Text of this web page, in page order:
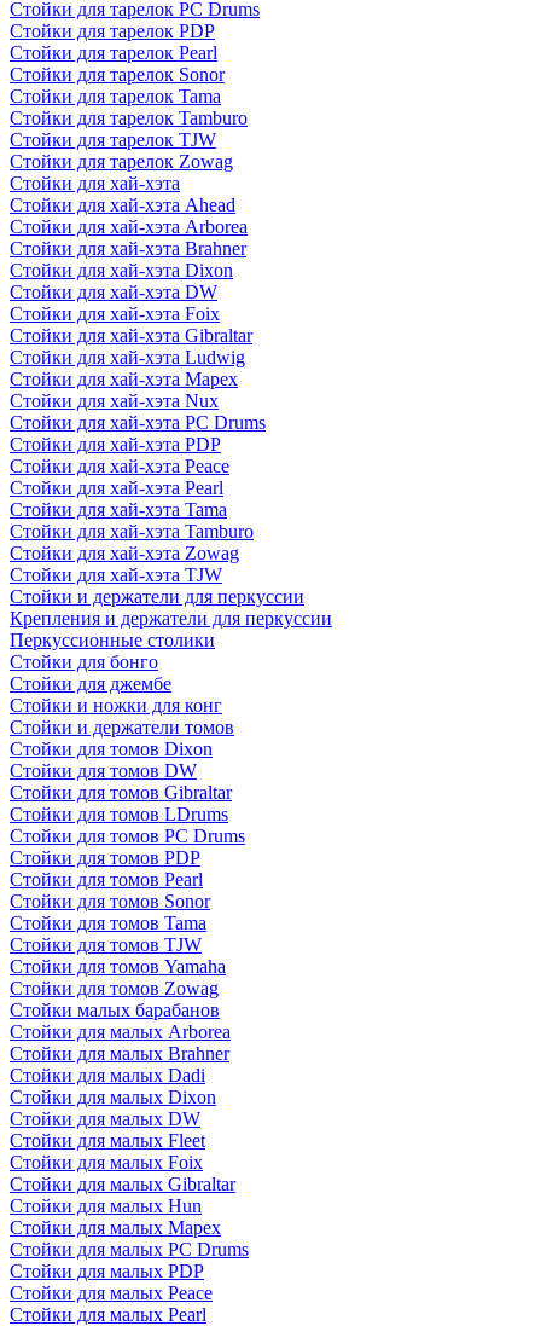
Стойки для тарелок PC Drums
Стойки для тарелок PDP
Стойки для тарелок Pearl
Стойки для тарелок Sonor
Стойки для тарелок Tama
Стойки для тарелок Tamburo
Стойки для тарелок TJW
Стойки для тарелок Zowag
Стойки для хай-хэта
Стойки для хай-хэта Ahead
Стойки для хай-хэта Arborea
Стойки для хай-хэта Brahner
Стойки для хай-хэта Dixon
Стойки для хай-хэта DW
Стойки для хай-хэта Foix
Стойки для хай-хэта Gibraltar
Стойки для хай-хэта Ludwig
Стойки для хай-хэта Mapex
Стойки для хай-хэта Nux
Стойки для хай-хэта PC Drums
Стойки для хай-хэта PDP
Стойки для хай-хэта Peace
Стойки для хай-хэта Pearl
Стойки для хай-хэта Tama
Стойки для хай-хэта Tamburo
Стойки для хай-хэта Zowag
Стойки для хай-хэта TJW
Стойки и держатели для перкуссии
Крепления и держатели для перкуссии
Перкуссионные столики
Стойки для бонго
Стойки для джембе
Стойки и ножки для конг
Стойки и держатели томов
Стойки для томов Dixon
Стойки для томов DW
Стойки для томов Gibraltar
Стойки для томов LDrums
Стойки для томов PC Drums
Стойки для томов PDP
Стойки для томов Pearl
Стойки для томов Sonor
Стойки для томов Tama
Стойки для томов TJW
Стойки для томов Yamaha
Стойки для томов Zowag
Стойки малых барабанов
Стойки для малых Arborea
Стойки для малых Brahner
Стойки для малых Dadi
Стойки для малых Dixon
Стойки для малых DW
Стойки для малых Fleet
Стойки для малых Foix
Стойки для малых Gibraltar
Стойки для малых Hun
Стойки для малых Mapex
Стойки для малых PC Drums
Стойки для малых PDP
Стойки для малых Peace
Стойки для малых Pearl